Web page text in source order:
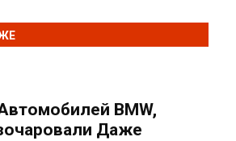
BMW,
Даже